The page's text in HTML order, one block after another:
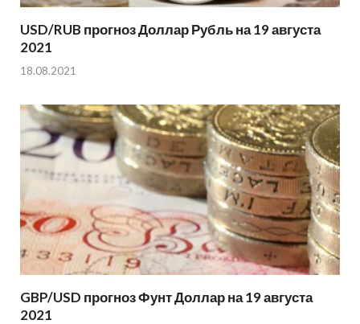
USD/RUB прогноз Доллар Рубль на 19 августа
2021
18.08.2021
GBP/USD прогноз Фунт Доллар на 19 августа
2021